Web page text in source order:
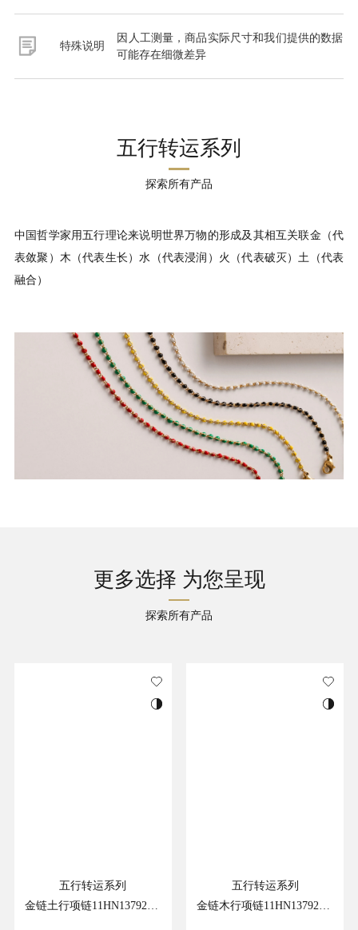
特殊说明
因人工测量，商品实际尺寸和我们提供的数据
可能存在细微差异
五行转运系列
探索所有产品
中国哲学家用五行理论来说明世界万物的形成及其相互关联金（代
表敛聚）木（代表生长）水（代表浸润）火（代表破灭）土（代表
融合）
更多选择 为您呈现
探索所有产品
五行转运系列
金链土行项链11HN13792GY
五行转运系列
金链木行项链11HN13792GG